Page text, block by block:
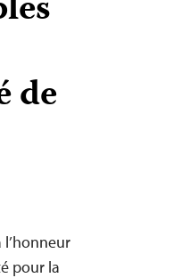
de
l’honneur
pour la